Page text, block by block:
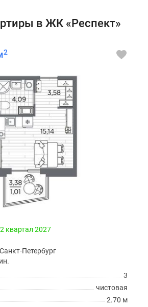
в ЖК «Респект»
2
2 квартал 2027
Петербург
3
чистовая
2.70 м